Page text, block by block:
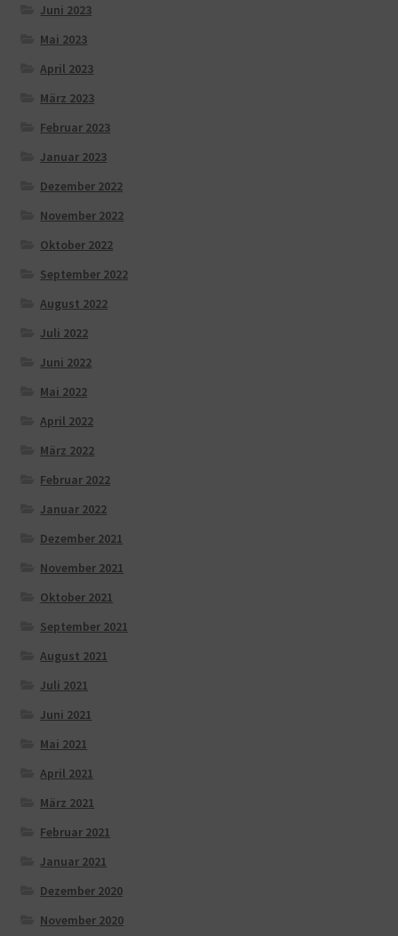
Juni 2023
Mai 2023
April 2023
März 2023
Februar 2023
Januar 2023
Dezember 2022
November 2022
Oktober 2022
September 2022
August 2022
Juli 2022
Juni 2022
Mai 2022
April 2022
März 2022
Februar 2022
Januar 2022
Dezember 2021
November 2021
Oktober 2021
September 2021
August 2021
Juli 2021
Juni 2021
Mai 2021
April 2021
März 2021
Februar 2021
Januar 2021
Dezember 2020
November 2020